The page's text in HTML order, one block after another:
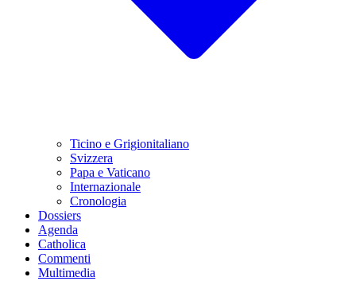
Ticino e Grigionitaliano
Svizzera
Papa e Vaticano
Internazionale
Cronologia
Dossiers
Agenda
Catholica
Commenti
Multimedia